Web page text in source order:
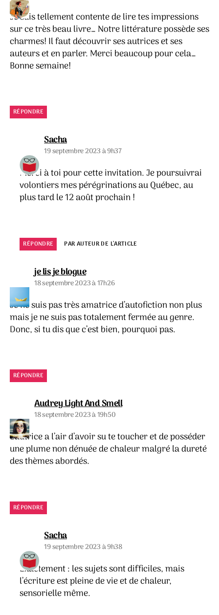
Je suis tellement contente de lire tes impressions
sur ce très beau livre… Notre littérature possède ses
charmes! Il faut découvrir ses autrices et ses
auteurs et en parler. Merci beaucoup pour cela…
Bonne semaine!
RÉPONDRE
Sachadit :
19 septembre 2023 à 9h37
Merci à toi pour cette invitation. Je poursuivrai
volontiers mes pérégrinations au Québec, au
plus tard le 12 août prochain !
RÉPONDRE PAR AUTEUR DE L’ARTICLE
je lis je bloguedit :
18 septembre 2023 à 17h26
Je ne suis pas très amatrice d’autofiction non plus
mais je ne suis pas totalement fermée au genre.
Donc, si tu dis que c’est bien, pourquoi pas.
RÉPONDRE
Audrey Light And Smelldit :
18 septembre 2023 à 19h50
L’autrice a l’air d’avoir su te toucher et de posséder
une plume non dénuée de chaleur malgré la dureté
des thèmes abordés.
RÉPONDRE
Sachadit :
19 septembre 2023 à 9h38
Exactement : les sujets sont difficiles, mais
l’écriture est pleine de vie et de chaleur,
sensorielle même.